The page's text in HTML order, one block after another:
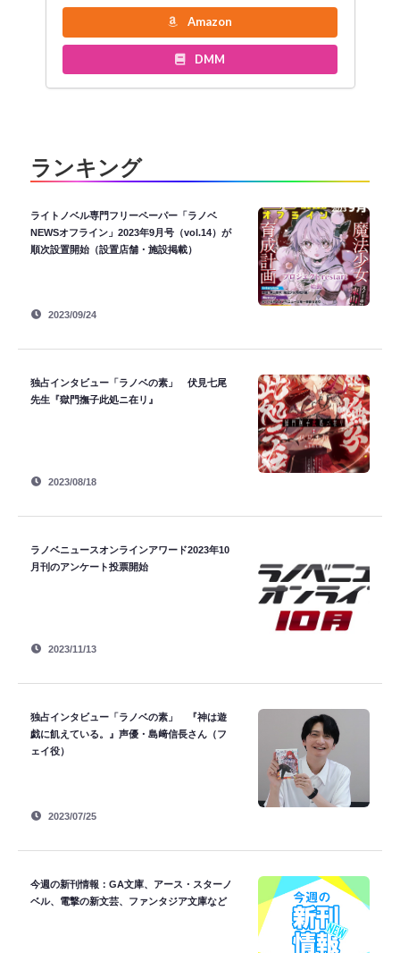
Amazon
DMM
ランキング
ライトノベル専門フリーペーパー「ラノベ
NEWSオフライン」2023年9月号（vol.14）が
順次設置開始（設置店舗・施設掲載）
2023/09/24
独占インタビュー「ラノベの素」 伏見七尾
先生『獄門撫子此処ニ在リ』
2023/08/18
ラノベニュースオンラインアワード2023年10
月刊のアンケート投票開始
2023/11/13
独占インタビュー「ラノベの素」 『神は遊
戯に飢えている。』声優・島﨑信長さん（フ
ェイ役）
2023/07/25
今週の新刊情報：GA文庫、アース・スターノ
ベル、電撃の新文芸、ファンタジア文庫など